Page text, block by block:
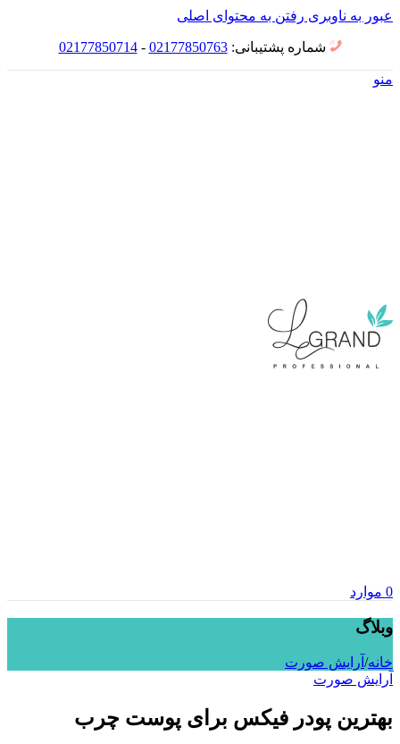
عبور به ناوبری رفتن به محتوای اصلی
شماره پشتیبانی:02177850763
-
02177850714
منو
0 موارد
وبلاگ
خانه/ آرایش صورت
آرایش صورت
بهترین پودر فیکس برای پوست چرب